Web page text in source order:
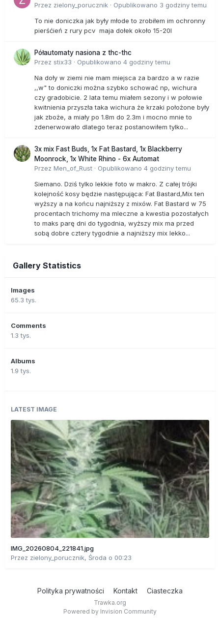
Przez zielony_porucznik · Opublikowano 3 godziny temu
To nie doniczka jak były młode to zrobiłem im ochronny
pierśćień z rury pcv maja dołek około 15-20l
Półautomaty nasiona z thc-thc
Przez stix33 · Opublikowano 4 godziny temu
Na doły w ziemi nie mam miejsca za bardzo a w razie
,,w" to doniczki można szybko schować np, wichura
czy gradobicie. 2 lata temu miałem sezony i w połowie
kwitnienia przyszła taka wichura że krzaki położone były
jak zboże, a miały po 1.8m do 2.3m i mocno mnie to
zdenerwowało dlatego teraz postanowiłem tylko...
3x mix Fast Buds, 1x Fat Bastard, 1x Blackberry
Moonrock, 1x White Rhino - 6x Automat
Przez Men_of_Rust · Opublikowano 4 godziny temu
Siemano. Dziś tylko lekkie foto w makro. Z całej trójki
kolejność kosy będzie następująca: Fat Bastard,Mix ten
wyższy a na końcu najniższy z mixów. Fat Bastard w 75
procentach trichomy ma mleczne a kwestia pozostałych
to maks parę dni do tygodnia, wyższy mix ma przed
sobą dobre cztery tygodnie a najniższy mix lekko...
Gallery Statistics
Images
65.3 tys.
Comments
1.3 tys.
Albums
1.9 tys.
LATEST IMAGE
IMG_20260804_221841.jpg
Przez zielony_porucznik, Środa o 00:23
Polityka prywatności Kontakt Ciasteczka
Trawka.org
Powered by Invision Community